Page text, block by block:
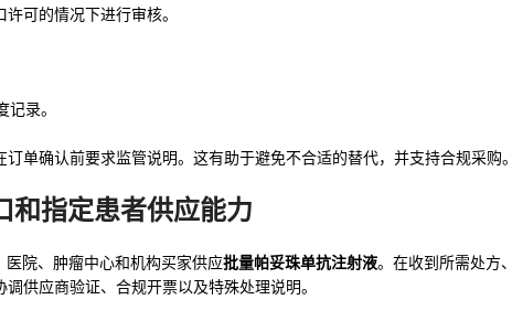
可的情况下进行审核。
录。
单确认前要求监管说明。这有助于避免不合适的替代，并支持合规采购。
和指定患者供应能力
院、肿瘤中心和机构买家供应批量帕妥珠单抗注射液。在收到所需处方
供应商验证、合规开票以及特殊处理说明。